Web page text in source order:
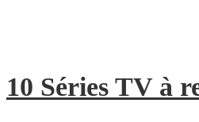
10 Séries TV à